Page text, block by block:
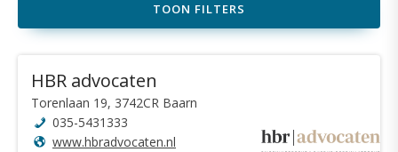
TOON FILTERS
HBR advocaten
Torenlaan 19, 3742CR Baarn
035-5431333
www.hbradvocaten.nl